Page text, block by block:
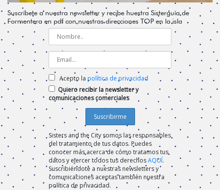
Suscríbete a nuestra newsletter y recibe nuestra Sisterguía de
Formentera en pdf con nuestras direcciones TOP en la isla
Acepto la política de privacidad
Quiero recibir la newsletter y
comunicaciones comerciales
Sisters and the City somos las responsables
del tratamiento de tus datos. Puedes
conocer más acerca de cómo tratamos tus
datos y ejercer todos tus derechosAQUÍ.
Suscribiéndote a nuestras newsletters y
comunicaciones aceptas también nuestra
política de privacidad.